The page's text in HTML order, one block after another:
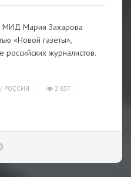
МИД Мария Захарова
«Новой газеты»,
журналистов.
/ РОССИЯ
2 837